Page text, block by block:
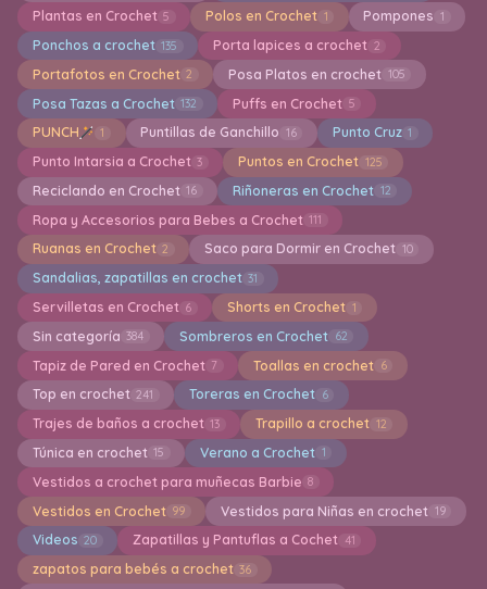
Plantas en Crochet 5 Polos en Crochet 1 Pompones 1
Ponchos a crochet 135 Porta lapices a crochet 2
Portafotos en Crochet 2 Posa Platos en crochet 105
Posa Tazas a Crochet 132 Puffs en Crochet 5
PUNCH 1 Puntillas de Ganchillo 16 Punto Cruz 1
Punto Intarsia a Crochet 3 Puntos en Crochet 125
Reciclando en Crochet 16 Riñoneras en Crochet 12
Ropa y Accesorios para Bebes a Crochet 111
Ruanas en Crochet 2 Saco para Dormir en Crochet 10
Sandalias, zapatillas en crochet 31
Servilletas en Crochet 6 Shorts en Crochet 1
Sin categoría 384 Sombreros en Crochet 62
Tapiz de Pared en Crochet 7 Toallas en crochet 6
Top en crochet 241 Toreras en Crochet 6
Trajes de baños a crochet 13 Trapillo a crochet 12
Túnica en crochet 15 Verano a Crochet 1
Vestidos a crochet para muñecas Barbie 8
Vestidos en Crochet 99 Vestidos para Niñas en crochet 19
Videos 20 Zapatillas y Pantuflas a Cochet 41
zapatos para bebés a crochet 36